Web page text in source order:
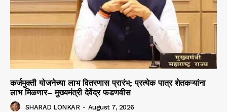
कर्जमुक्ती योजनेच्या लाभ वितरणास प्रारंभ; प्रत्येक पात्र शेतकऱ्यांना
लाभ मिळणार– मुख्यमंत्री देवेंद्र फडणवीस
SHARAD LONKAR - August 7, 2026